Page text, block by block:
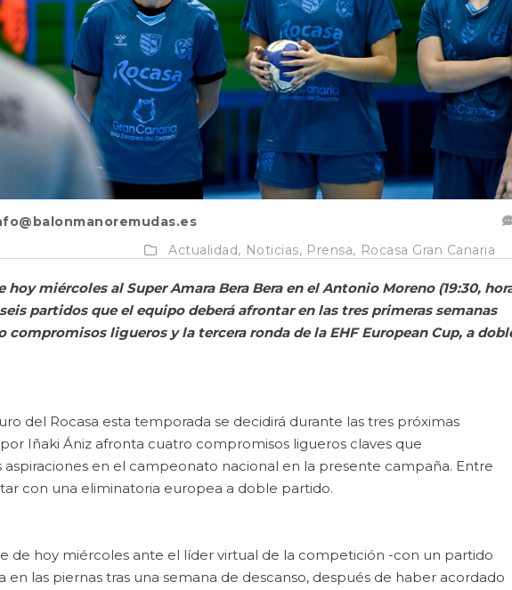
Actualidad, Noticias, Prensa, Rocasa Gran Canaria
hoy miércoles al Super Amara Bera Bera en el Antonio Moreno (19:30,
partidos que el equipo deberá afrontar en las tres primeras semanas
compromisos ligueros y la tercera ronda de la EHF European Cup, a
del Rocasa esta temporada se decidirá durante las tres próximas
Iñaki Ániz afronta cuatro compromisos ligueros claves que
aspiraciones en el campeonato nacional en la presente campaña. Entre
con una eliminatoria europea a doble partido.
de hoy miércoles ante el líder virtual de la competición -con un partido
en las piernas tras una semana de descanso, después de haber acordado